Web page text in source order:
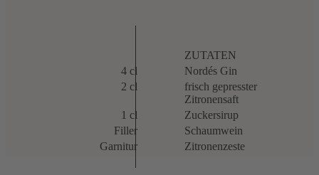
ZUTATEN
4 cl
Nordés Gin
2 cl
frisch gepresster
Zitronensaft
1 cl
Zuckersirup
Filler
Schaumwein
Garnitur
Zitronenzeste